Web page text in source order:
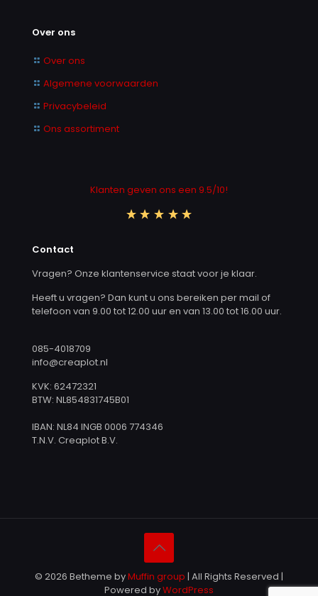
Over ons
Over ons
Algemene voorwaarden
Privacybeleid
Ons assortiment
Klanten geven ons een 9.5/10!
Contact
Vragen? Onze klantenservice staat voor je klaar.
Heeft u vragen? Dan kunt u ons bereiken per mail of
telefoon van 9.00 tot 12.00 uur en van 13.00 tot 16.00 uur.
085-4018709
info@creaplot.nl
KVK: 62472321
BTW: NL854831745B01
IBAN: NL84 INGB 0006 774346
T.N.V. Creaplot B.V.
© 2026 Betheme byMuffin group | All Rights Reserved |
Powered byWordPress